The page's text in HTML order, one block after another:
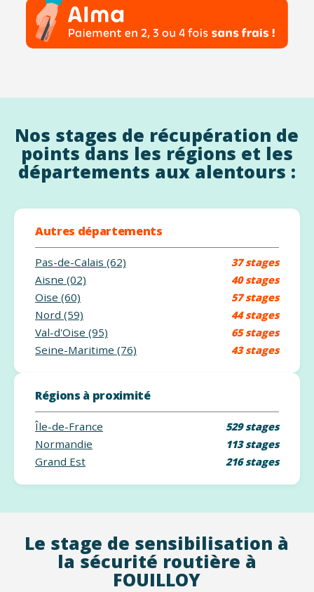
Nos stages de récupération de
points dans les régions et les
départements aux alentours :
Autres départements
Pas-de-Calais (62) 37 stages
Aisne (02) 40 stages
Oise (60) 57 stages
Nord (59) 44 stages
Val-d'Oise (95) 65 stages
Seine-Maritime (76) 43 stages
Régions à proximité
Île-de-France 529 stages
Normandie 113 stages
Grand Est 216 stages
Le stage de sensibilisation à
la sécurité routière à
FOUILLOY